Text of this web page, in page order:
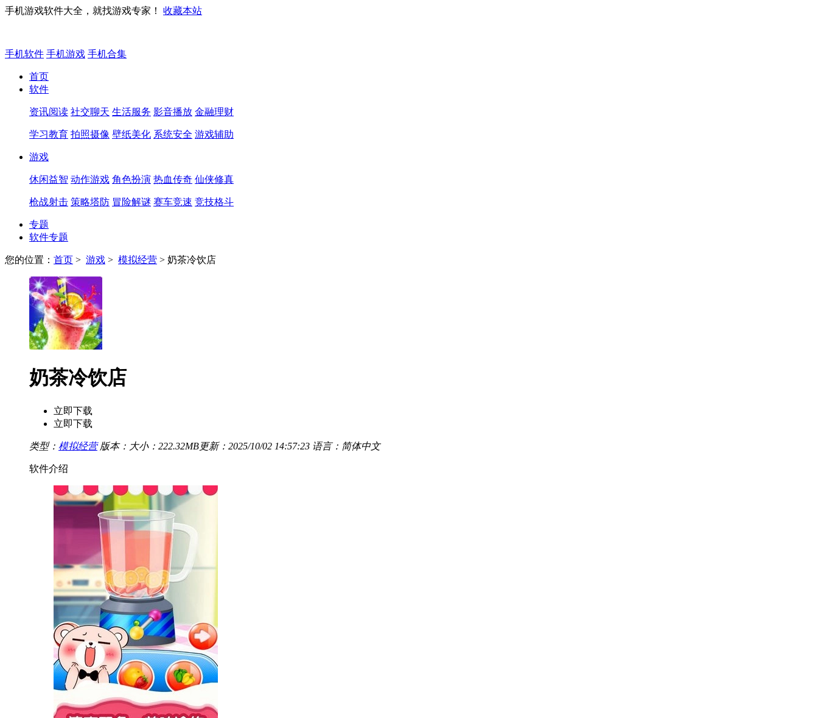
手机游戏软件大全，就找游戏专家！ 收藏本站
手机软件 手机游戏 手机合集
首页
软件
资讯阅读 社交聊天 生活服务 影音播放 金融理财
学习教育 拍照摄像 壁纸美化 系统安全 游戏辅助
游戏
休闲益智 动作游戏 角色扮演 热血传奇 仙侠修真
枪战射击 策略塔防 冒险解谜 赛车竞速 竞技格斗
专题
软件专题
您的位置： 首页 > 游戏 > 模拟经营 > 奶茶冷饮店
奶茶冷饮店
立即下载
立即下载
类型： 模拟经营 版本： 大小：222.32MB更新：2025/10/02 14:57:23 语言：简体中文
软件介绍